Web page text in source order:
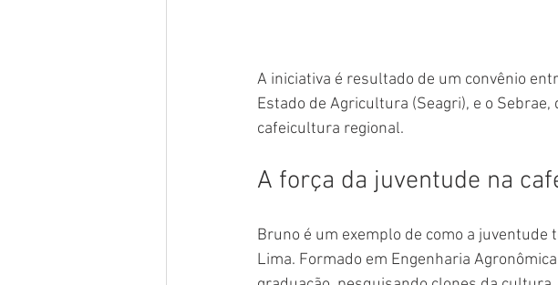
A iniciativa é resultado de um convênio
Estado de Agricultura (Seagri), e o
cafeicultura regional.
A força da juventude na
Bruno é um exemplo de como a
Lima. Formado em Engenharia